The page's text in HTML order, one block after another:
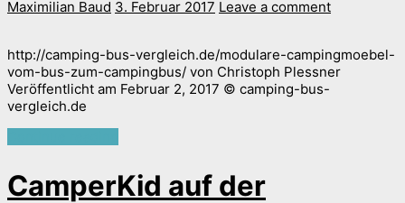
Maximilian Baud 3. Februar 2017 Leave a comment
http://camping-bus-vergleich.de/modulare-campingmoebel-
vom-bus-zum-campingbus/ von Christoph Plessner
Veröffentlicht am Februar 2, 2017 © camping-bus-
vergleich.de
CamperKid auf der